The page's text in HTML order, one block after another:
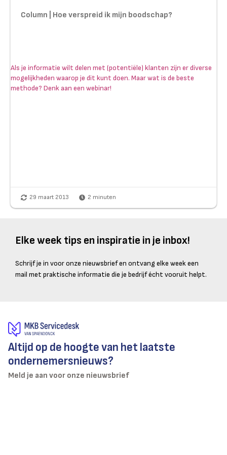
Column | Hoe verspreid ik mijn boodschap?
Als je informatie wilt delen met (potentiële) klanten zijn er diverse
mogelijkheden waarop je dit kunt doen. Maar wat is de beste
methode? Denk aan een webinar!
29 maart 2013 2 minuten
Elke week tips en inspiratie in je inbox!
Schrijf je in voor onze nieuwsbrief en ontvang elke week een
mail met praktische informatie die je bedrijf écht vooruit helpt.
Altijd op de hoogte van het laatste
ondernemersnieuws?
Meld je aan voor onze nieuwsbrief